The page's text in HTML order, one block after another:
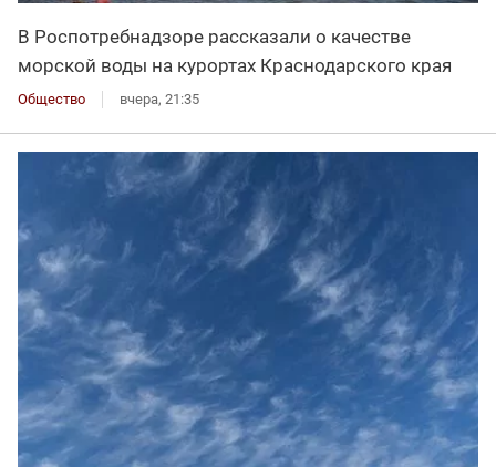
В Роспотребнадзоре рассказали о качестве
морской воды на курортах Краснодарского края
Общество вчера, 21:35